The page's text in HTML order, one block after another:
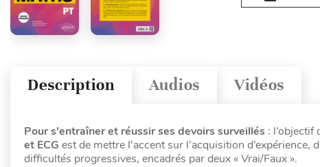
Vidéos
Audios
Description
Pour s'entraîner et réussir ses devoirs surveillés :
et ECG est de mettre l’accent sur l’acquisition
difficultés progressives, encadrés par deux « Vrai/Faux ».